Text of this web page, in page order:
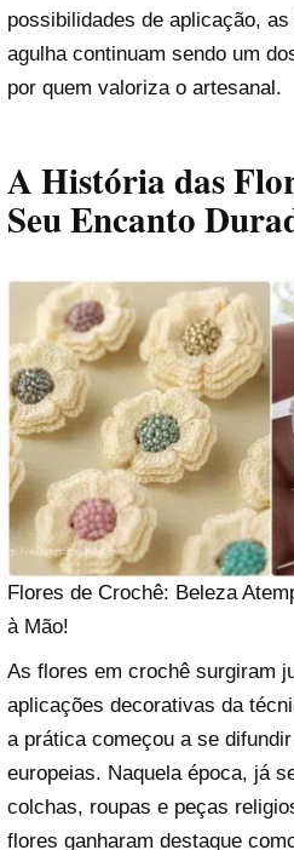
possibilidades de aplicação,
agulha continuam sendo um
por quem valoriza o artesanal.
A História das
Seu Encanto
Flores de Crochê: Beleza
à Mão!
As flores em crochê surgiram
aplicações decorativas da
a prática começou a se
europeias. Naquela época, já
colchas, roupas e peças
flores ganharam destaque